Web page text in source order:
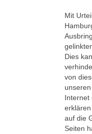
Mit
Dies
von
Internet
auf die
Seiten